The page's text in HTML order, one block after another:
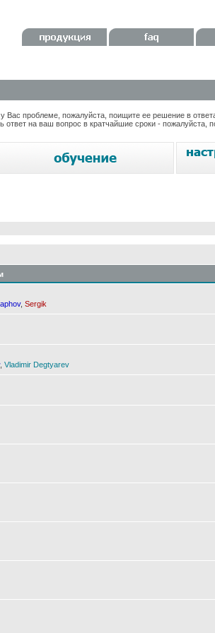
проблеме, пожалуйста, поищите ее решение в
на ваш вопрос в кратчайшие сроки - пожалуйста,
, Sergik
, Vladimir Degtyarev